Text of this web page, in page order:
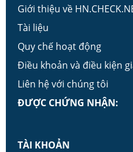
Giới thiệu về
Tài liệu
Quy chế hoạt động
Điều khoản và điều kiện
Liên hệ với chúng tôi
ĐƯỢC CHỨNG NHẬN:
TÀI KHOẢN